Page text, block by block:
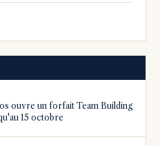
ouvre un forfait Team Building
15 octobre